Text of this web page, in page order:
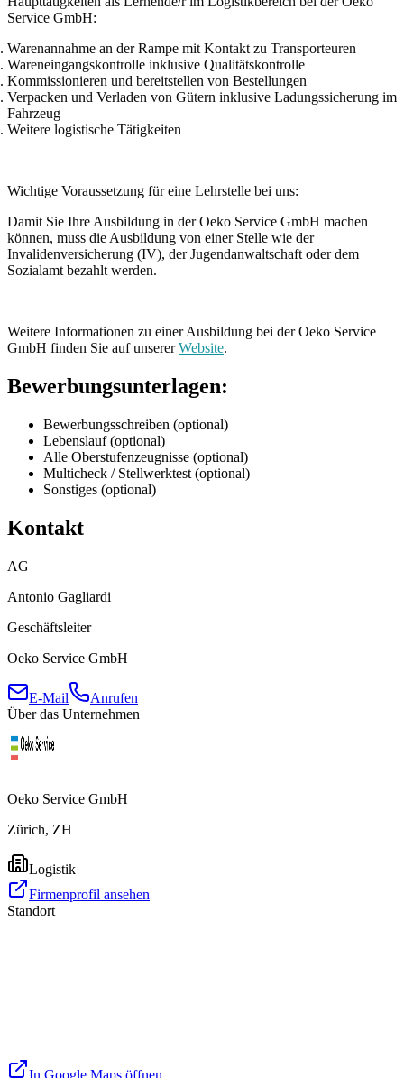
Service GmbH:
Warenannahme an der Rampe mit Kontakt zu Transporteuren
Wareneingangskontrolle inklusive Qualitätskontrolle
Kommissionieren und bereitstellen von Bestellungen
Verpacken und Verladen von Gütern inklusive Ladungssicherung im
Fahrzeug
Weitere logistische Tätigkeiten
Wichtige Voraussetzung für eine Lehrstelle bei uns:
Damit Sie Ihre Ausbildung in der Oeko Service GmbH machen
können, muss die Ausbildung von einer Stelle wie der
Invalidenversicherung (IV), der Jugendanwaltschaft oder dem
Sozialamt bezahlt werden.
Weitere Informationen zu einer Ausbildung bei der Oeko Service
GmbH finden Sie auf unsererWebsite.
Bewerbungsunterlagen:
Bewerbungsschreiben (optional)
Lebenslauf (optional)
Alle Oberstufenzeugnisse (optional)
Multicheck / Stellwerktest (optional)
Sonstiges (optional)
Kontakt
AG
Antonio Gagliardi
Geschäftsleiter
Oeko Service GmbH
E-Mail
Anrufen
Über das Unternehmen
Oeko Service GmbH
Zürich, ZH
Logistik
Firmenprofil ansehen
Standort
In Google Maps öffnen